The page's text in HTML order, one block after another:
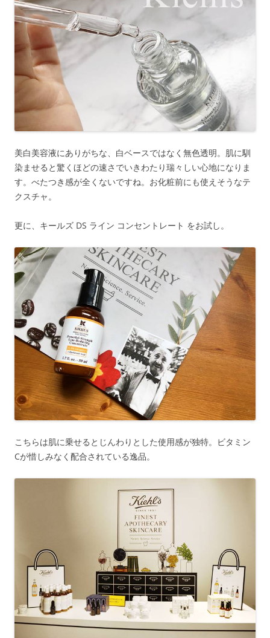
美白美容液にありがちな、白ベースではなく無色透明。肌に馴
染ませると驚くほどの速さでいきわたり瑞々しい心地になりま
す。べたつき感が全くないですね。お化粧前にも使えそうなテ
クスチャ。
更に、キールズ DS ライン コンセントレート をお試し。
こちらは肌に乗せるとじんわりとした使用感が独特。ビタミン
Cが惜しみなく配合されている逸品。